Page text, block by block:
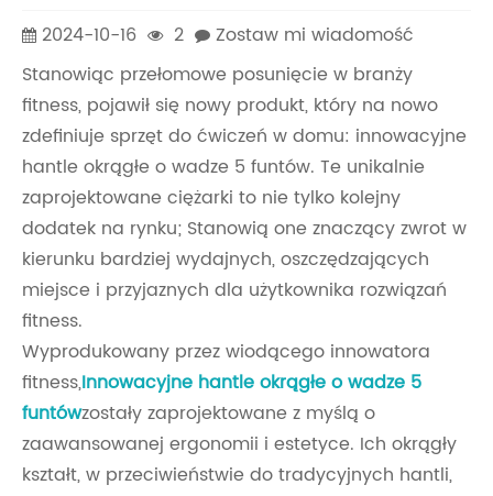
2024-10-16 2
Zostaw mi wiadomość
Stanowiąc przełomowe posunięcie w branży
fitness, pojawił się nowy produkt, który na nowo
zdefiniuje sprzęt do ćwiczeń w domu: innowacyjne
hantle okrągłe o wadze 5 funtów. Te unikalnie
zaprojektowane ciężarki to nie tylko kolejny
dodatek na rynku; Stanowią one znaczący zwrot w
kierunku bardziej wydajnych, oszczędzających
miejsce i przyjaznych dla użytkownika rozwiązań
fitness.
Wyprodukowany przez wiodącego innowatora
fitness,Innowacyjne hantle okrągłe o wadze 5
funtówzostały zaprojektowane z myślą o
zaawansowanej ergonomii i estetyce. Ich okrągły
kształt, w przeciwieństwie do tradycyjnych hantli,